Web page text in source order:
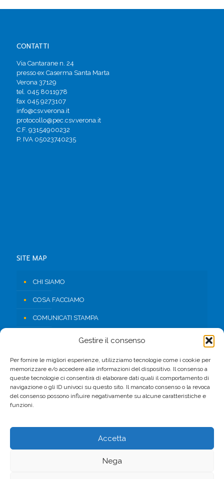
Gestire il consenso
Per fornire le migliori esperienze, utilizziamo tecnologie come i cookie per
memorizzare e/o accedere alle informazioni del dispositivo. Il consenso a
queste tecnologie ci consentirà di elaborare dati quali il comportamento di
navigazione o gli ID univoci su questo sito. Il mancato consenso o la revoca
del consenso possono influire negativamente su alcune caratteristiche e
funzioni.
Accetta
Nega
CONTATTI
Via Cantarane n. 24
presso ex Caserma Santa Marta
Verona 37129
tel. 045 8011978
fax 045 9273107
info@csv.verona.it
protocollo@pec.csv.verona.it
C.F. 93154900232
P. IVA 05023740235
SITE MAP
CHI SIAMO
COSA FACCIAMO
COMUNICATI STAMPA
AREA RISERVATA
FACEBOOK